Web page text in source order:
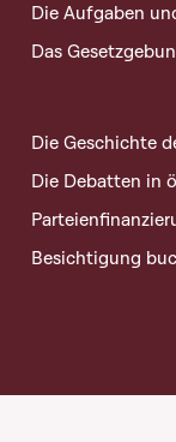
Die Aufgaben
Das
Die Geschichte
Die Debatten in
Besichtigung